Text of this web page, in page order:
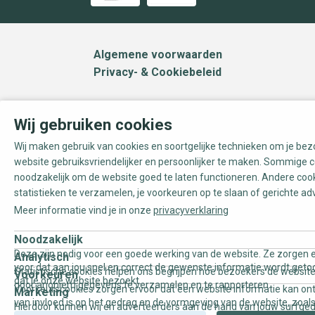
Algemene voorwaarden
Privacy- & Cookiebeleid
Wij gebruiken cookies
Wij maken gebruik van cookies en soortgelijke technieken om je
website gebruiksvriendelijker en persoonlijker te maken. Sommige
noodzakelijk om de website goed te laten functioneren. Andere
statistieken te verzamelen, je voorkeuren op te slaan of gerichte
Meer informatie vind je in onze privacyverklaring
Noodzakelijk
Deze zijn nodig voor een goede werking van de website. Ze zorgen
voor dat aan jou snel en correct de gewenste informatie wordt
dat je onze website bezoekt.
Analytisch
Statistische cookies helpen ons begrijpen hoe bezoekers de
door anoniem gegevens te verzamelen en te rapporteren.
Voorkeuren
Voorkeurscookies zorgen ervoor dat een website informatie kan
van invloed is op het gedrag en de vormgeving van de website,
Marketing
Hierdoor kunnen wij en adverteerders aan de hand van jouw